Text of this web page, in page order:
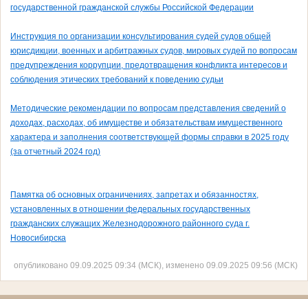
государственной гражданской службы Российской Федерации
Инструкция по организации консультирования судей судов общей
юрисдикции, военных и арбитражных судов, мировых судей по вопросам
предупреждения коррупции, предотвращения конфликта интересов и
соблюдения этических требований к поведению судьи
Методические рекомендации по вопросам представления сведений о
доходах, расходах, об имуществе и обязательствам имущественного
характера и заполнения соответствующей формы справки в 2025 году
(за отчетный 2024 год)
Памятка об основных ограничениях, запретах и обязанностях,
установленных в отношении федеральных государственных
гражданских служащих Железнодорожного районного суда г.
Новосибирска
опубликовано 09.09.2025 09:34 (МСК), изменено 09.09.2025 09:56 (МСК)